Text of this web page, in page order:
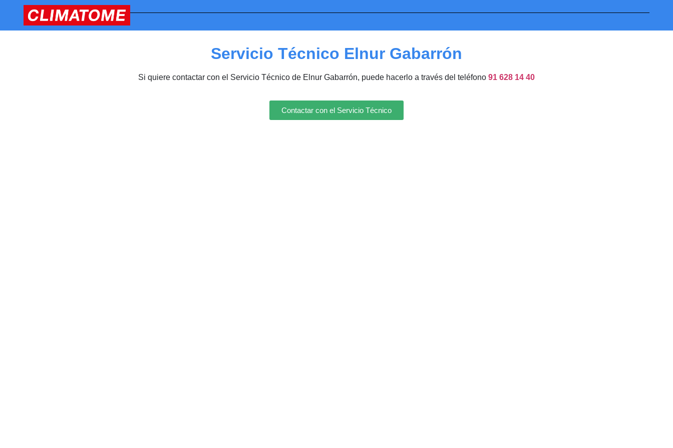
Servicio Técnico Elnur Gabarrón
Si quiere contactar con el Servicio Técnico de Elnur Gabarrón, puede hacerlo a través del teléfono 91 628 14 40
Contactar con el Servicio Técnico